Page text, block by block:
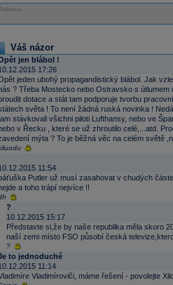
Reklama
Váš názor
jen blábol !
17:26
jeden ubohý propagandistický blábol. Jak
? Třeba Mostecko nebo Ostravsko s
dotace a stát tam podporuje tvorbu
světa ! To není žádná ruská novinka !
stávkovali všichni piloti Lufthansy, nebo ve
v Řecku , které se už zhroutilo celé,...atd.
mýta ? To je běžná věc na celém světě
11:54
Putler už musí zasahovat v chudých
a toho trápí nejvíce !!
?
10.12.2015 15:17
Představte si,že by naše republika měla skoro
naší zemi místo FSO působí česká
?
to jednoduché
11:14
Vladimíroviči, máme řešení - povolejte